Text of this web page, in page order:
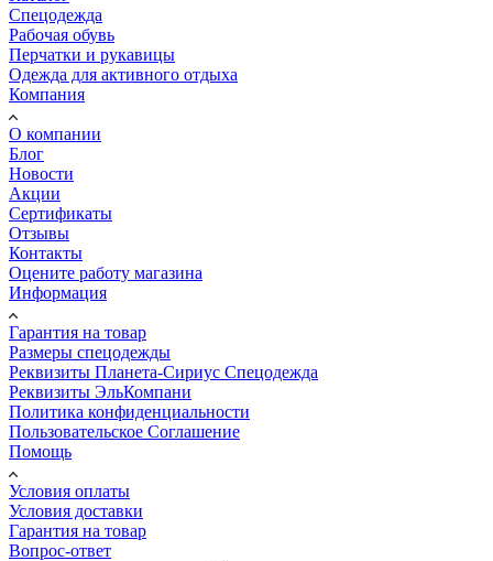
Спецодежда
Рабочая обувь
Перчатки и рукавицы
Одежда для активного отдыха
Компания
О компании
Блог
Новости
Акции
Сертификаты
Отзывы
Контакты
Оцените работу магазина
Информация
Гарантия на товар
Размеры спецодежды
Реквизиты Планета-Сириус Спецодежда
Реквизиты ЭльКомпани
Политика конфиденциальности
Пользовательское Соглашение
Помощь
Условия оплаты
Условия доставки
Гарантия на товар
Вопрос-ответ